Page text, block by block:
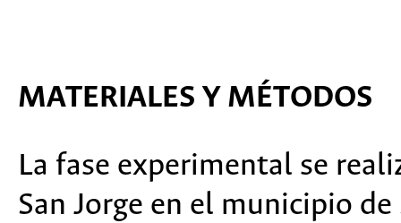
MATERIALES Y MÉTODOS
La fase experimental se
San Jorge en el municipio